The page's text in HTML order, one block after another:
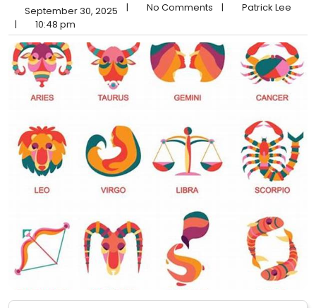
September 30, 2025 | No Comments |
Patrick Lee
|
10:48 pm